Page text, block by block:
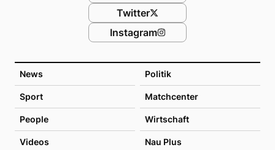
News Politik
Sport Matchcenter
People Wirtschaft
Videos Nau Plus
Twitter
Instagram